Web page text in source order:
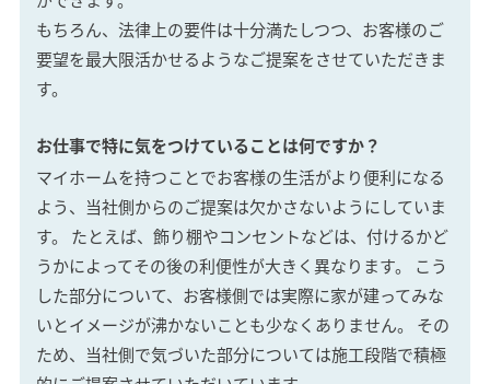
もちろん、法律上の要件は十分満たしつつ、お客様のご
要望を最大限活かせるようなご提案をさせていただきま
す。
お仕事で特に気をつけていることは何ですか？
マイホームを持つことでお客様の生活がより便利になる
よう、当社側からのご提案は欠かさないようにしていま
す。 たとえば、飾り棚やコンセントなどは、付けるかど
うかによってその後の利便性が大きく異なります。 こう
した部分について、お客様側では実際に家が建ってみな
いとイメージが沸かないことも少なくありません。 その
ため、当社側で気づいた部分については施工段階で積極